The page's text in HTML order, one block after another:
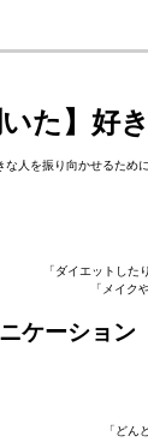
いた】好
な人を振り向かせるため
「ダイエットした
「メイク
ケーション
「どん